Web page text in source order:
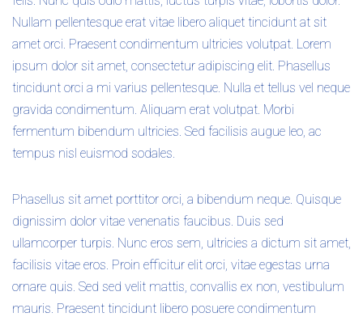
Nullam pellentesque erat vitae libero aliquet tincidunt at sit
amet orci. Praesent condimentum ultricies volutpat. Lorem
ipsum dolor sit amet, consectetur adipiscing elit. Phasellus
tincidunt orci a mi varius pellentesque. Nulla et tellus vel neque
gravida condimentum. Aliquam erat volutpat. Morbi
fermentum bibendum ultricies. Sed facilisis augue leo, ac
tempus nisl euismod sodales.
Phasellus sit amet porttitor orci, a bibendum neque. Quisque
dignissim dolor vitae venenatis faucibus. Duis sed
ullamcorper turpis. Nunc eros sem, ultricies a dictum sit amet,
facilisis vitae eros. Proin efficitur elit orci, vitae egestas urna
ornare quis. Sed sed velit mattis, convallis ex non, vestibulum
mauris. Praesent tincidunt libero posuere condimentum